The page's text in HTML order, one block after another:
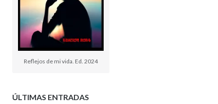
Reflejos de mi vida. Ed. 2024
ÚLTIMAS ENTRADAS